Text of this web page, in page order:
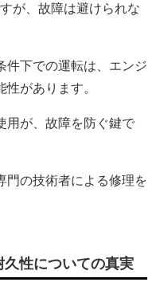
が、故障は避けられな
件下での運転は、エンジ
があります。
用が、故障を防ぐ鍵で
門の技術者による修理を
性についての真実